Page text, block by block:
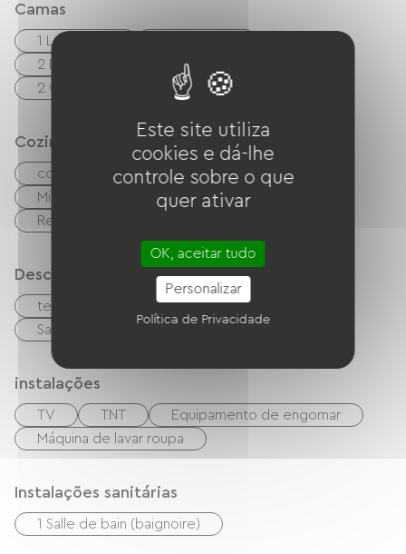
Camas
1 Lits 160cm
2 Lits superposés (2 x 90cm)
2 Canapés convertibles
Cozinha
cozinha pequena
cuisinière
Micro-ondas
Quatro
Refrigerador
Descrição
terraço
Estacionamento
Sala de estar/Sala de TV
instalações
TV TNT
Equipamento de engomar
Máquina de lavar roupa
Instalações sanitárias
1 Salle de bain (baignoire)
Este site utiliza
cookies e dá-lhe
controle sobre o que
quer ativar
OK, aceitar tudo
Personalizar
Política de Privacidade